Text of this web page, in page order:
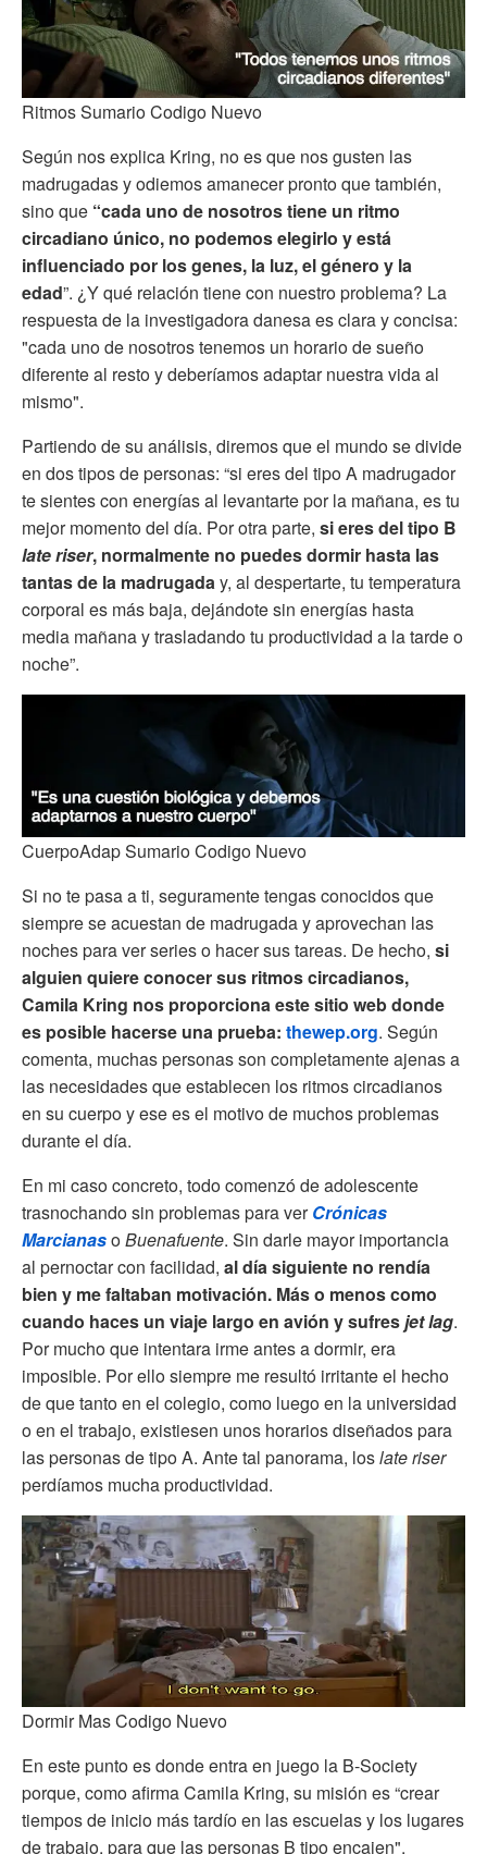
Ritmos Sumario Codigo Nuevo
Según nos explica Kring, no es que nos gusten las
madrugadas y odiemos amanecer pronto que también,
sino que “cada uno de nosotros tiene un ritmo
circadiano único, no podemos elegirlo y está
influenciado por los genes, la luz, el género y la
edad”. ¿Y qué relación tiene con nuestro problema? La
respuesta de la investigadora danesa es clara y concisa:
"cada uno de nosotros tenemos un horario de sueño
diferente al resto y deberíamos adaptar nuestra vida al
mismo".
Partiendo de su análisis, diremos que el mundo se divide
en dos tipos de personas: “si eres del tipo A madrugador
te sientes con energías al levantarte por la mañana, es tu
mejor momento del día. Por otra parte, si eres del tipo B
late riser, normalmente no puedes dormir hasta las
tantas de la madrugada y, al despertarte, tu temperatura
corporal es más baja, dejándote sin energías hasta
media mañana y trasladando tu productividad a la tarde o
noche”.
CuerpoAdap Sumario Codigo Nuevo
Si no te pasa a ti, seguramente tengas conocidos que
siempre se acuestan de madrugada y aprovechan las
noches para ver series o hacer sus tareas. De hecho, si
alguien quiere conocer sus ritmos circadianos,
Camila Kring nos proporciona este sitio web donde
es posible hacerse una prueba: thewep.org. Según
comenta, muchas personas son completamente ajenas a
las necesidades que establecen los ritmos circadianos
en su cuerpo y ese es el motivo de muchos problemas
durante el día.
En mi caso concreto, todo comenzó de adolescente
trasnochando sin problemas para verCrónicas
MarcianasoBuenafuente. Sin darle mayor importancia
al pernoctar con facilidad, al día siguiente no rendía
bien y me faltaban motivación. Más o menos como
cuando haces un viaje largo en avión y sufresjet lag.
Por mucho que intentara irme antes a dormir, era
imposible. Por ello siempre me resultó irritante el hecho
de que tanto en el colegio, como luego en la universidad
o en el trabajo, existiesen unos horarios diseñados para
las personas de tipo A. Ante tal panorama, loslate riser
perdíamos mucha productividad.
Dormir Mas Codigo Nuevo
En este punto es donde entra en juego la B-Society
porque, como afirma Camila Kring, su misión es “crear
tiempos de inicio más tardío en las escuelas y los lugares
de trabajo, para que las personas B tipo encajen".